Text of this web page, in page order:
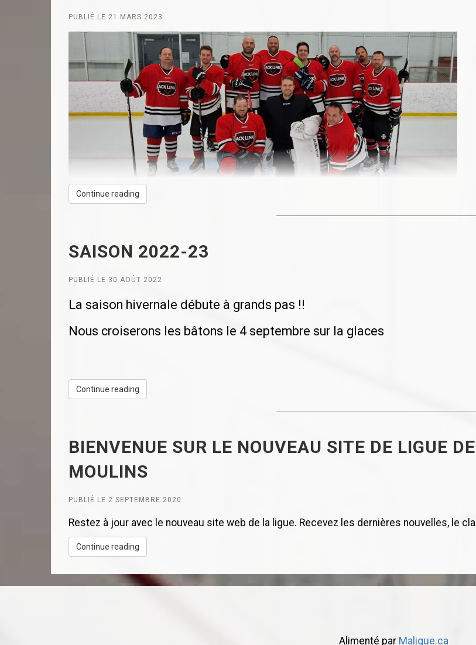
PUBLIÉ LE 21 MARS 2023
Continue reading
SAISON 2022-23
PUBLIÉ LE 30 AOÛT 2022
La saison hivernale débute à grands pas !!
Nous croiserons les bâtons le 4 septembre sur la glaces
Continue reading
BIENVENUE SUR LE NOUVEAU SITE DE LIGUE
MOULINS
PUBLIÉ LE 2 SEPTEMBRE 2020
Restez à jour avec le nouveau site web de la ligue. Recevez les dernières nouvelles, le
Continue reading
Alimenté par Maligue.ca